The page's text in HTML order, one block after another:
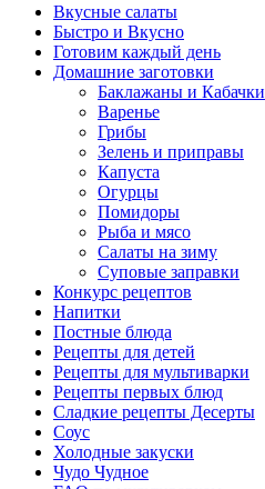
Вкусные салаты
Быстро и Вкусно
Готовим каждый день
Домашние заготовки
Баклажаны и Кабачки
Варенье
Грибы
Зелень и приправы
Капуста
Огурцы
Помидоры
Рыба и мясо
Салаты на зиму
Суповые заправки
Конкурс рецептов
Напитки
Постные блюда
Рецепты для детей
Рецепты для мультиварки
Рецепты первых блюд
Сладкие рецепты Десерты
Соус
Холодные закуски
Чудо Чудное